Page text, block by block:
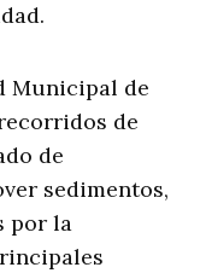
Municipal de
de
de
sedimentos,
por la